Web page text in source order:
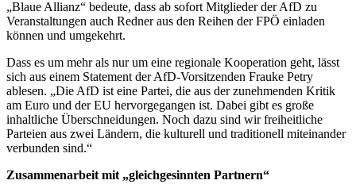
„Blaue Allianz“ bedeute, dass ab sofort Mitglieder der AfD zu
Veranstaltungen auch Redner aus den Reihen der FPÖ einladen
können und umgekehrt.
Dass es um mehr als nur um eine regionale Kooperation geht, lässt
sich aus einem Statement der AfD-Vorsitzenden Frauke Petry
ablesen. „Die AfD ist eine Partei, die aus der zunehmenden Kritik
am Euro und der EU hervorgegangen ist. Dabei gibt es große
inhaltliche Überschneidungen. Noch dazu sind wir freiheitliche
Parteien aus zwei Ländern, die kulturell und traditionell miteinander
verbunden sind.“
Zusammenarbeit mit „gleichgesinnten Partnern“